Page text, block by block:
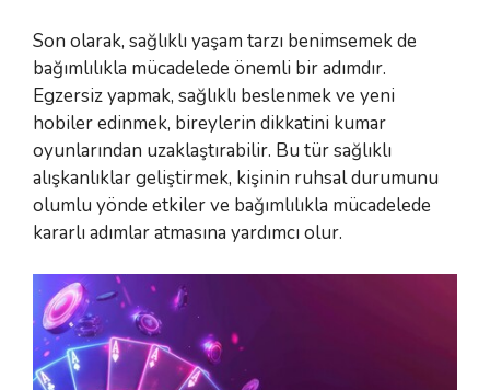
Son olarak, sağlıklı yaşam tarzı benimsemek de
bağımlılıkla mücadelede önemli bir adımdır.
Egzersiz yapmak, sağlıklı beslenmek ve yeni
hobiler edinmek, bireylerin dikkatini kumar
oyunlarından uzaklaştırabilir. Bu tür sağlıklı
alışkanlıklar geliştirmek, kişinin ruhsal durumunu
olumlu yönde etkiler ve bağımlılıkla mücadelede
kararlı adımlar atmasına yardımcı olur.